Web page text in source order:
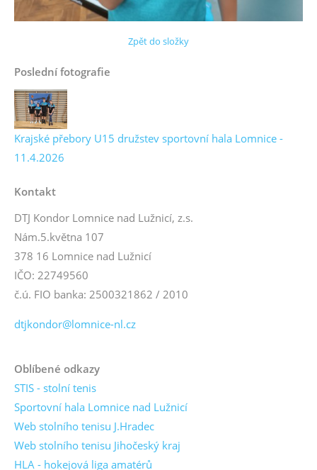
Zpět do složky
Poslední fotografie
Krajské přebory U15 družstev sportovní hala Lomnice -
11.4.2026
Kontakt
DTJ Kondor Lomnice nad Lužnicí, z.s.
Nám.5.května 107
378 16 Lomnice nad Lužnicí
IČO: 22749560
č.ú. FIO banka: 2500321862 / 2010
dtjkondor@lomnice-nl.cz
Oblíbené odkazy
STIS - stolní tenis
Sportovní hala Lomnice nad Lužnicí
Web stolního tenisu J.Hradec
Web stolního tenisu Jihočeský kraj
HLA - hokejová liga amatérů